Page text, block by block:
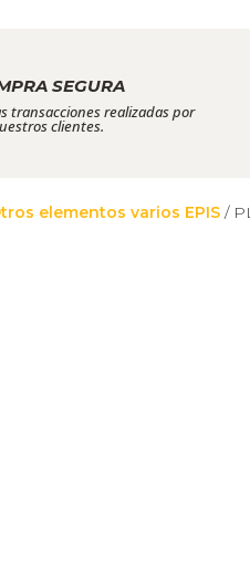
SEGURA
transacciones realizadas por
clientes.
elementos varios EPIS /